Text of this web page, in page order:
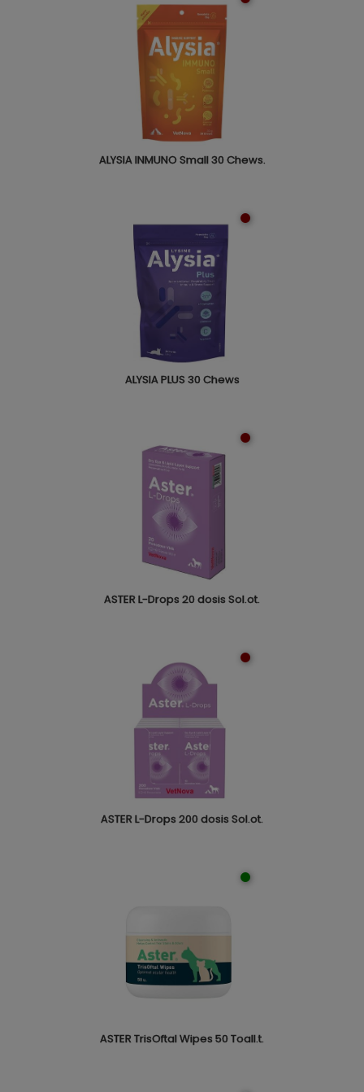
ALYSIA INMUNO Small 30 Chews.
ALYSIA PLUS 30 Chews
ASTER L-Drops 20 dosis Sol.ot.
ASTER L-Drops 200 dosis Sol.ot.
ASTER TrisOftal Wipes 50 Toall.t.